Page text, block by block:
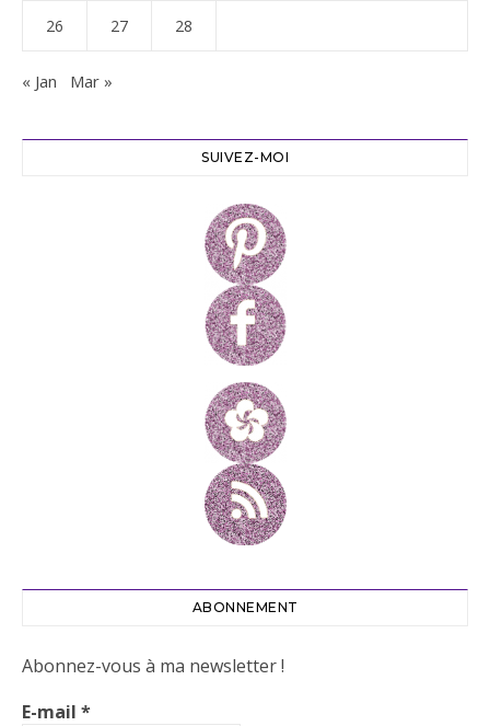
26 27 28
« Jan Mar »
SUIVEZ-MOI
ABONNEMENT
Abonnez-vous à ma newsletter !
E-mail *